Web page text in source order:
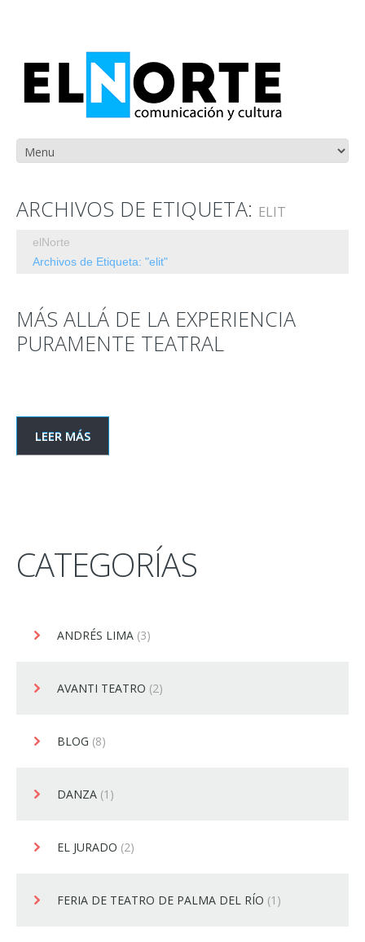
ARCHIVOS DE ETIQUETA: ELIT
elNorte
Archivos de Etiqueta: "elit"
MÁS ALLÁ DE LA EXPERIENCIA
PURAMENTE TEATRAL
LEER MÁS
CATEGORÍAS
ANDRÉS LIMA (3)
AVANTI TEATRO (2)
BLOG (8)
DANZA (1)
EL JURADO (2)
FERIA DE TEATRO DE PALMA DEL RÍO (1)